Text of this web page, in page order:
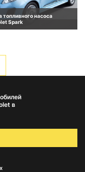
топливного насоса
Spark
в